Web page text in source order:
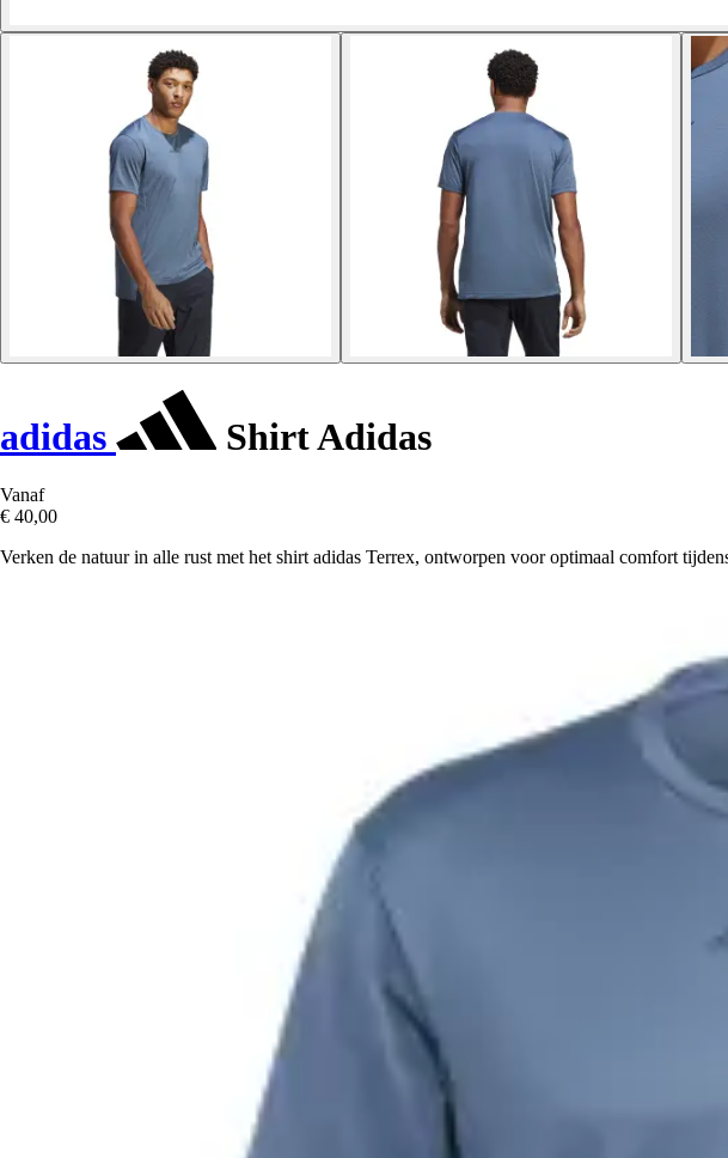
adidas Shirt Adidas
Vanaf
€ 40,00
Verken de natuur in alle rust met het shirt adidas Terrex, ontworpen voor optimaal comfort